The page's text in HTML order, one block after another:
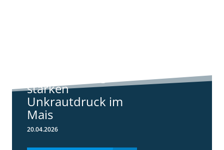
starken
Unkrautdruck im
Mais
20.04.2026